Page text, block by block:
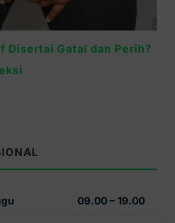
Kelamin Pria Gatal:
& Solusinya
09.00 – 19.00